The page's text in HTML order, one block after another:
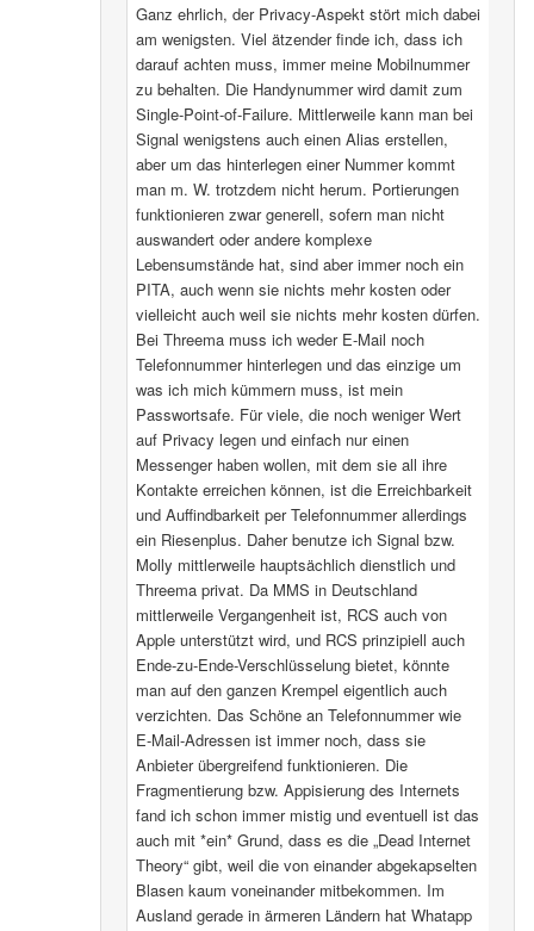
Ganz ehrlich, der Privacy-Aspekt stört mich dabei
am wenigsten. Viel ätzender finde ich, dass ich
darauf achten muss, immer meine Mobilnummer
zu behalten. Die Handynummer wird damit zum
Single-Point-of-Failure. Mittlerweile kann man bei
Signal wenigstens auch einen Alias erstellen,
aber um das hinterlegen einer Nummer kommt
man m. W. trotzdem nicht herum. Portierungen
funktionieren zwar generell, sofern man nicht
auswandert oder andere komplexe
Lebensumstände hat, sind aber immer noch ein
PITA, auch wenn sie nichts mehr kosten oder
vielleicht auch weil sie nichts mehr kosten dürfen.
Bei Threema muss ich weder E-Mail noch
Telefonnummer hinterlegen und das einzige um
was ich mich kümmern muss, ist mein
Passwortsafe. Für viele, die noch weniger Wert
auf Privacy legen und einfach nur einen
Messenger haben wollen, mit dem sie all ihre
Kontakte erreichen können, ist die Erreichbarkeit
und Auffindbarkeit per Telefonnummer allerdings
ein Riesenplus. Daher benutze ich Signal bzw.
Molly mittlerweile hauptsächlich dienstlich und
Threema privat. Da MMS in Deutschland
mittlerweile Vergangenheit ist, RCS auch von
Apple unterstützt wird, und RCS prinzipiell auch
Ende-zu-Ende-Verschlüsselung bietet, könnte
man auf den ganzen Krempel eigentlich auch
verzichten. Das Schöne an Telefonnummer wie
E-Mail-Adressen ist immer noch, dass sie
Anbieter übergreifend funktionieren. Die
Fragmentierung bzw. Appisierung des Internets
fand ich schon immer mistig und eventuell ist das
auch mit *ein* Grund, dass es die „Dead Internet
Theory“ gibt, weil die von einander abgekapselten
Blasen kaum voneinander mitbekommen. Im
Ausland gerade in ärmeren Ländern hat Whatapp